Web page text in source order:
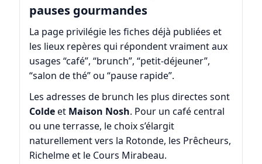
pauses gourmandes
La page privilégie les fiches déjà publiées et
les lieux repères qui répondent vraiment aux
usages “café”, “brunch”, “petit-déjeuner”,
“salon de thé” ou “pause rapide”.
Les adresses de brunch les plus directes sont
Coldeet Maison Nosh. Pour un café central
ou une terrasse, le choix s’élargit
naturellement vers la Rotonde, les Prêcheurs,
Richelme et le Cours Mirabeau.